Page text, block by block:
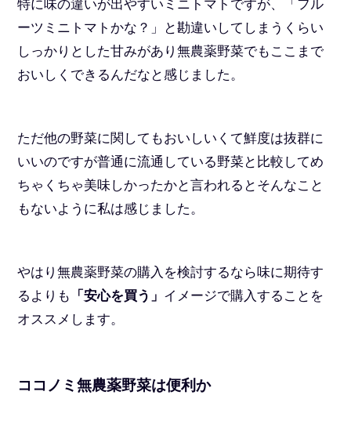
特に味の違いが出やすいミニトマトですが、「フル
ーツミニトマトかな？」と勘違いしてしまうくらい
しっかりとした甘みがあり無農薬野菜でもここまで
おいしくできるんだなと感じました。
ただ他の野菜に関してもおいしいくて鮮度は抜群に
いいのですが普通に流通している野菜と比較してめ
ちゃくちゃ美味しかったかと言われるとそんなこと
もないように私は感じました。
やはり無農薬野菜の購入を検討するなら味に期待す
るよりも
「安心を買う」 イメージで購入することを
オススメします。
ココノミ無農薬野菜は便利か